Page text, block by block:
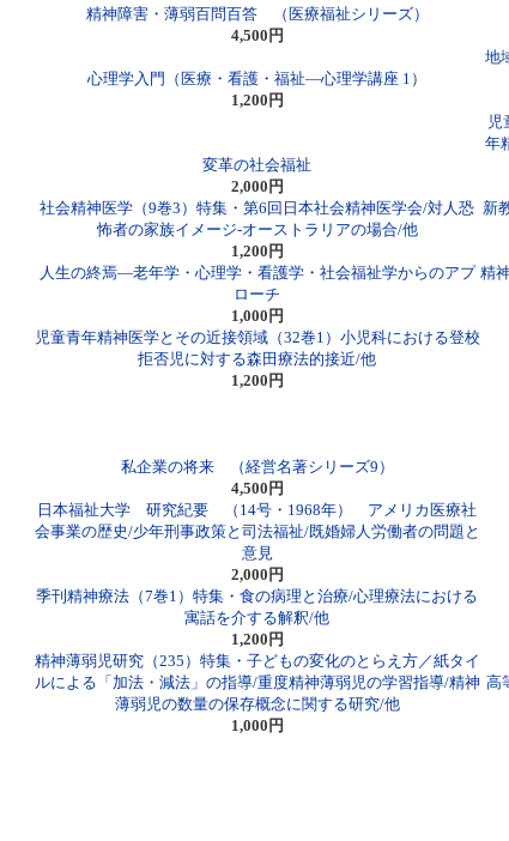
精神障害・薄弱百問百答 （医療福祉シリーズ）
4,500円
心理学入門（医療・看護・福祉―心理学講座 1）
1,200円
地
変革の社会福祉
2,000円
児
年
社会精神医学（9巻3）特集・第6回日本社会精神医学会/対人恐
怖者の家族イメージ-オーストラリアの場合/他
1,200円
新
人生の終焉―老年学・心理学・看護学・社会福祉学からのアプ
ローチ
1,000円
精
児童青年精神医学とその近接領域（32巻1）小児科における登校
拒否児に対する森田療法的接近/他
1,200円
私企業の将来 （経営名著シリーズ9）
4,500円
日本福祉大学 研究紀要 （14号・1968年） アメリカ医療社
会事業の歴史/少年刑事政策と司法福祉/既婚婦人労働者の問題と
意見
2,000円
季刊精神療法（7巻1）特集・食の病理と治療/心理療法における
寓話を介する解釈/他
1,200円
精神薄弱児研究（235）特集・子どもの変化のとらえ方／紙タイ
ルによる「加法・減法」の指導/重度精神薄弱児の学習指導/精神
薄弱児の数量の保存概念に関する研究/他
1,000円
高